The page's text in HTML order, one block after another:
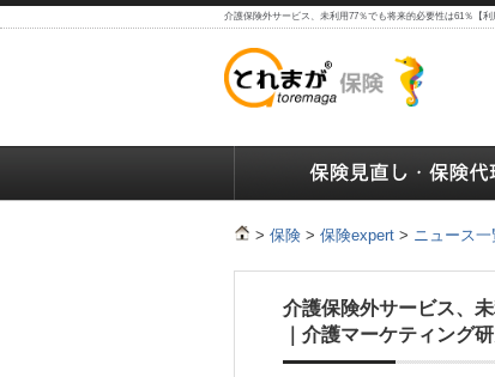
介護保険外サービス、未利用77％でも将来的必要性は61％【
> 保険 > 保険expert > ニュース一
介護保険外サービス、
｜介護マーケティング